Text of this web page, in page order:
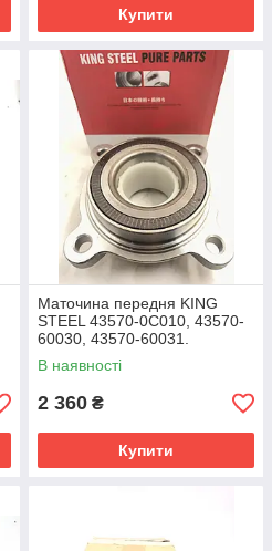
Купити
Маточина передня KING
STEEL 43570-0C010, 43570-
60030, 43570-60031.
В наявності
2 360 ₴
Купити